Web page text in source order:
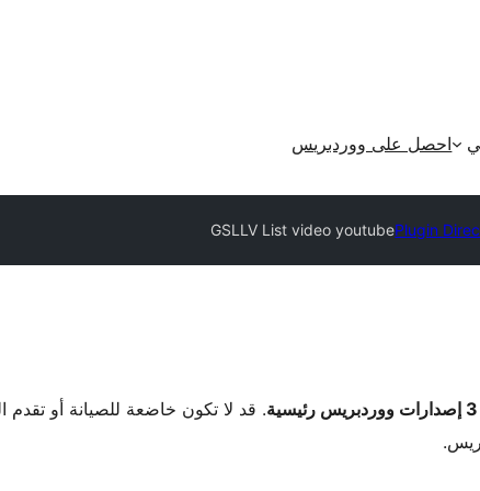
احصل على ووردبريس
Plugin
GSLLV List video youtube
. قد لا تكون خاضعة للصيانة أو